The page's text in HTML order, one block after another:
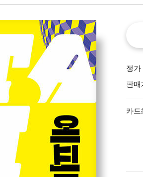
정가
판매
카